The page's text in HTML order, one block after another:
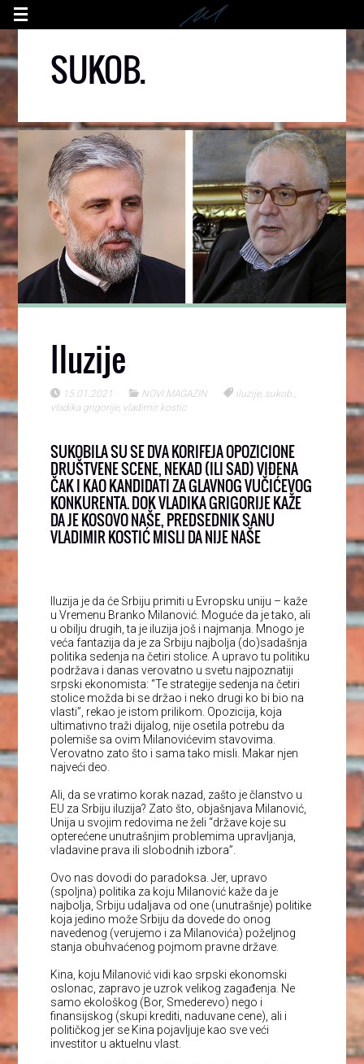
SUKOB.
Iluzije
15.01.2021 NOVI MAGAZIN iluzije, sukob.,
vladika grigorije, vladimir kostic
SUKOBILA SU SE DVA KORIFEJA OPOZICIONE
DRUŠTVENE SCENE, NEKAD (ILI SAD) VIĐENA
ČAK I KAO KANDIDATI ZA GLAVNOG VUČIĆEVOG
KONKURENTA. DOK VLADIKA GRIGORIJE KAŽE
DA JE KOSOVO NAŠE, PREDSEDNIK SANU
VLADIMIR KOSTIĆ MISLI DA NIJE NAŠE
Iluzija je da će Srbiju primiti u Evropsku uniju – kaže
u Vremenu Branko Milanović. Moguće da je tako, ali
u obilju drugih, ta je iluzija još i najmanja. Mnogo je
veća fantazija da je za Srbiju najbolja (do)sadašnja
politika sedenja na četiri stolice. A upravo tu politiku
podržava i danas verovatno u svetu najpoznatiji
srpski ekonomista: “Te strategije sedenja na četiri
stolice možda bi se držao i neko drugi ko bi bio na
vlasti”, rekao je istom prilikom. Opozicija, koja
ultimativno traži dijalog, nije osetila potrebu da
polemiše sa ovim Milanovićevim stavovima.
Verovatno zato što i sama tako misli. Makar njen
najveći deo.
Ali, da se vratimo korak nazad, zašto je članstvo u
EU za Srbiju iluzija? Zato što, objašnjava Milanović,
Unija u svojim redovima ne želi “države koje su
opterećene unutrašnjim problemima upravljanja,
vladavine prava ili slobodnih izbora”.
Ovo nas dovodi do paradoksa. Jer, upravo
(spoljna) politika za koju Milanović kaže da je
najbolja, Srbiju udaljava od one (unutrašnje) politike
koja jedino može Srbiju da dovede do onog
navedenog (verujemo i za Milanovića) poželjnog
stanja obuhvaćenog pojmom pravne države.
Kina, koju Milanović vidi kao srpski ekonomski
oslonac, zapravo je uzrok velikog zagađenja. Ne
samo ekološkog (Bor, Smederevo) nego i
finansijskog (skupi krediti, naduvane cene), ali i
političkog jer se Kina pojavljuje kao sve veći
investitor u aktuelnu vlast.